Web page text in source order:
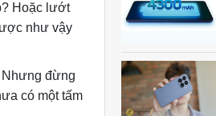
Hoặc lướt
như vậy
Nhưng đừng
có một tấm